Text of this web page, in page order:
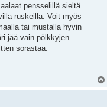
pensselillä sieltä
ruskeilla. Voit myös
tai mustalla hyvin
jää vain pölkkyjen
sorastaa.